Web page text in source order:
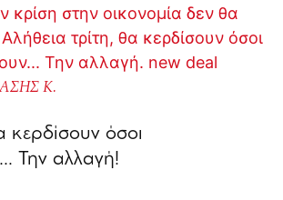
Κ.
κερδίσουν όσοι
Την αλλαγή!